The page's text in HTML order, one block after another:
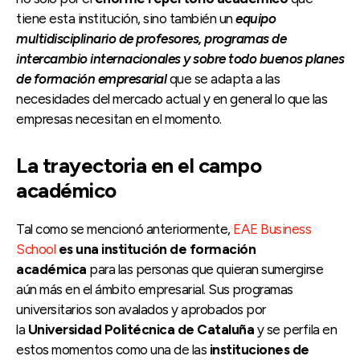
tiene esta institución, sino también unequipo
multidisciplinario de profesores, programas de
intercambio internacionales y sobre todo buenos planes
de formación empresarialque se adapta a las
necesidades del mercado actual y en general lo que las
empresas necesitan en el momento.
La trayectoria en el campo
académico
Tal como se mencionó anteriormente, EAE Business
School es una institución de formación
académica para las personas que quieran sumergirse
aún más en el ámbito empresarial. Sus programas
universitarios son avalados y aprobados por
la Universidad Politécnica de Cataluña y se perfila en
estos momentos como una de las instituciones de